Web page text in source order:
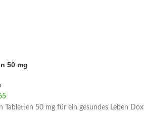
50 mg
Tabletten 50 mg für ein gesundes Leben